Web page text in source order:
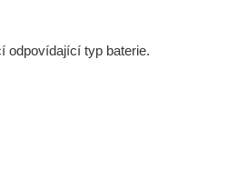
odpovídající typ baterie.